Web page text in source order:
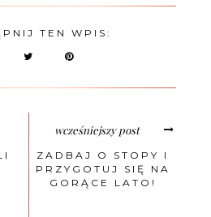
TEN WPIS:
wcześniejszy post
ZADBAJ O STOPY I
PRZYGOTUJ SIĘ NA
GORĄCE LATO!